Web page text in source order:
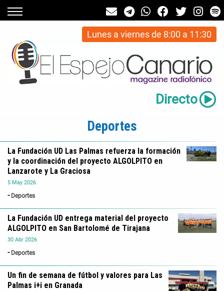
Lunes a viernes de 8:00 a 11:30
Directo
Deportes
5 May 2026
Deportes
La Fundación UD Las Palmas refuerza la formación
y la coordinación del proyecto ALGOLPITO en
Lanzarote y La Graciosa
30 Abr 2026
Deportes
La Fundación UD entrega material del proyecto
ALGOLPITO en San Bartolomé de Tirajana
Un fin de semana de fútbol y valores para Las
Palmas i+i en Granada